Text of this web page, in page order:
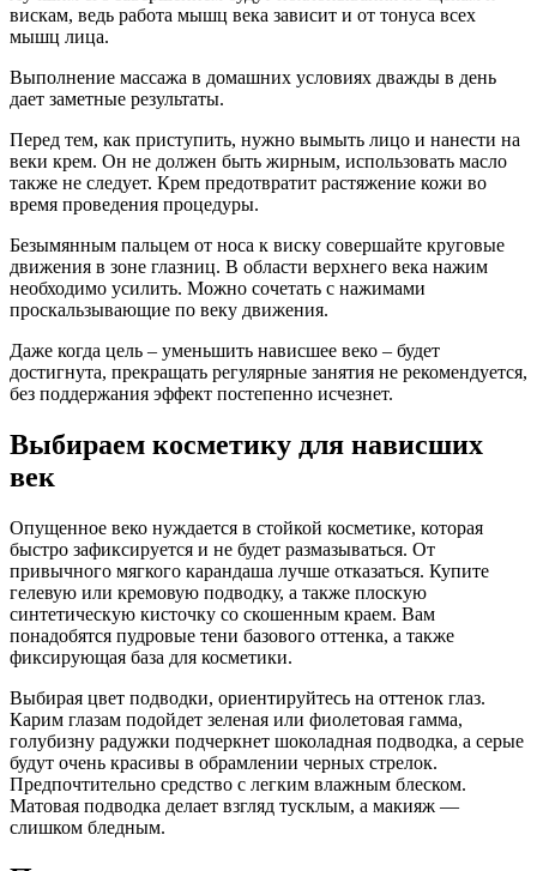
вискам, ведь работа мышц века зависит и от тонуса всех
мышц лица.
Выполнение массажа в домашних условиях дважды в день
дает заметные результаты.
Перед тем, как приступить, нужно вымыть лицо и нанести на
веки крем. Он не должен быть жирным, использовать масло
также не следует. Крем предотвратит растяжение кожи во
время проведения процедуры.
Безымянным пальцем от носа к виску совершайте круговые
движения в зоне глазниц. В области верхнего века нажим
необходимо усилить. Можно сочетать с нажимами
проскальзывающие по веку движения.
Даже когда цель – уменьшить нависшее веко – будет
достигнута, прекращать регулярные занятия не рекомендуется,
без поддержания эффект постепенно исчезнет.
Выбираем косметику для нависших
век
Опущенное веко нуждается в стойкой косметике, которая
быстро зафиксируется и не будет размазываться. От
привычного мягкого карандаша лучше отказаться. Купите
гелевую или кремовую подводку, а также плоскую
синтетическую кисточку со скошенным краем. Вам
понадобятся пудровые тени базового оттенка, а также
фиксирующая база для косметики.
Выбирая цвет подводки, ориентируйтесь на оттенок глаз.
Карим глазам подойдет зеленая или фиолетовая гамма,
голубизну радужки подчеркнет шоколадная подводка, а серые
будут очень красивы в обрамлении черных стрелок.
Предпочтительно средство с легким влажным блеском.
Матовая подводка делает взгляд тусклым, а макияж —
слишком бледным.